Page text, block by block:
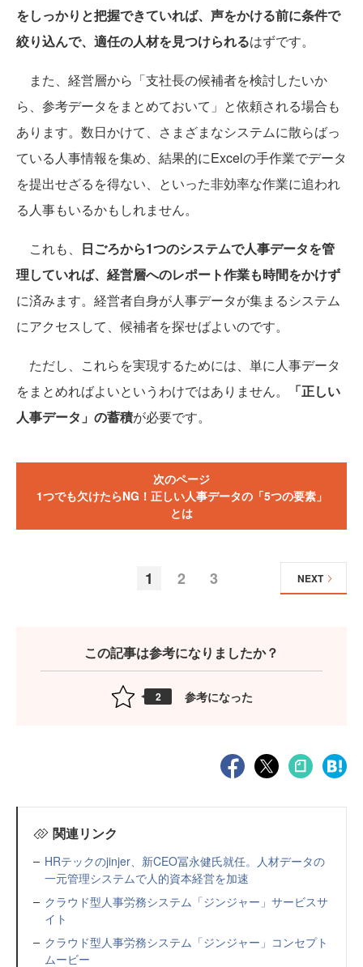
をしっかりと把握できていれば、声をかける前に条件で
絞り込んで、適任の人材を見つけられるはずです。
また、経営層から「支社長の候補者を検討したいか
ら、参考データをまとめておいて」と依頼される場合も
あります。数日かけて、さまざまなシステムに散らばっ
ている人事情報を集め、結果的にExcelの手作業でデータ
を提出せざるを得ない、といった非効率な作業に追われ
る人事もいるかもしれません。
これも、 日ごろから1つのシステムで人事データを管
理していれば、経営層へのレポート作業も時間をかけず
に済みます。経営者自身が人事データが集まるシステム
にアクセスして、候補者を探せばよいのです。
ただし、これらを実現するためには、単に人事データ
をまとめればよいというわけではありません。
「正しい
人事データ」の蓄積が必要です。
次のページ
1つでも欠けたらNG！正しい人事データの「5つの要素」
とは
1 2 3 NEXT
この記事は参考になりましたか？
2 参考になった
関連リンク
HRテックのjinjer、新CEO冨永健氏就任。人材データの
一元管理システムで人的資本経営を加速
クラウド型人事労務システム「ジンジャー」サービスサ
イト
クラウド型人事労務システム「ジンジャー」コンセプト
ムービー